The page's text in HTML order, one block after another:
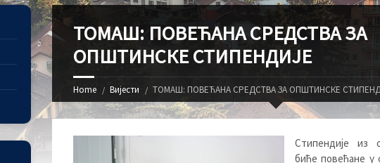
ТОМАШ: ПОВЕЋАНА СРЕДСТВА ЗА
ОПШТИНСКЕ СТИПЕНДИЈЕ
Home Вијести ТОМАШ: ПОВЕЋАНА СРЕДСТВА ЗА ОПШТИНСКЕ
Стипендије из
биће повећане у